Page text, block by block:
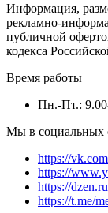
Информация,
рекламно-
публичной
кодекса
Время работы
Пн.-Пт.:
Мы в социальных
https://
https://
https://
https://t.me/